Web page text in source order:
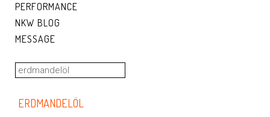
PERFORMANCE
NKW BLOG
MESSAGE
Suchen
nach:
ERDMANDELÖL